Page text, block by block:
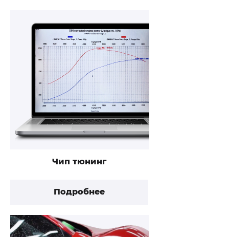
Чип тюнинг
Подробнее